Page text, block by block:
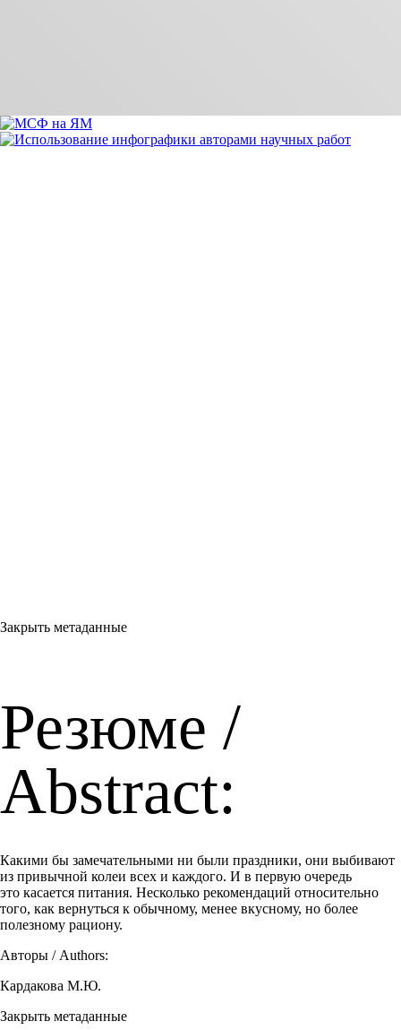
Закрыть метаданные
Резюме /
Abstract:
Какими бы замечательными ни были праздники, они выбивают
из привычной колеи всех и каждого. И в первую очередь
это касается питания. Несколько рекомендаций относительно
того, как вернуться к обычному, менее вкусному, но более
полезному рациону.
Авторы / Authors:
Кардакова М.Ю.
Закрыть метаданные